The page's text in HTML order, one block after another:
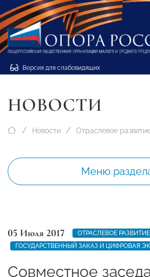
Версия для слабовидящих
НОВОСТИ
Новости Отраслевое
Меню
05 Июля 2017
ОТРАСЛЕВОЕ РАЗВИТИЕ
ГОСУДАРСТВЕННЫЙ ЗАКАЗ И ЦИФРОВАЯ
Совместное